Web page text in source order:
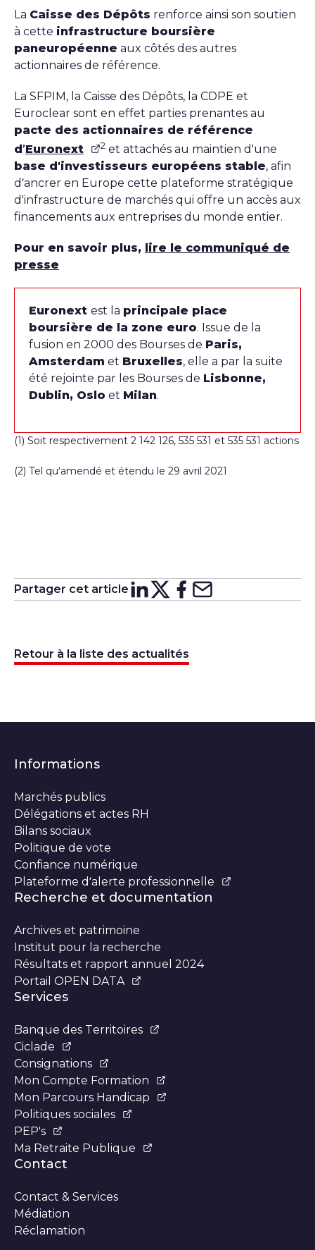
La Caisse des Dépôts renforce ainsi son soutien
à cette infrastructure boursière
paneuropéenne aux côtés des autres
actionnaires de référence.
La SFPIM, la Caisse des Dépôts, la CDPE et
Euroclear sont en effet parties prenantes au
pacte des actionnaires de référence
d’Euronext 2 et attachés au maintien d'une
base d'investisseurs européens stable, afin
d’ancrer en Europe cette plateforme stratégique
d'infrastructure de marchés qui offre un accès aux
financements aux entreprises du monde entier.
Pour en savoir plus,
lire le communiqué de
presse
Euronext est la principale place
boursière de la zone euro. Issue de la
fusion en 2000 des Bourses de Paris,
Amsterdam et Bruxelles, elle a par la suite
été rejointe par les Bourses de Lisbonne,
Dublin, Oslo et Milan.
(1) Soit respectivement 2 142 126, 535 531 et 535 531 actions
(2) Tel qu’amendé et étendu le 29 avril 2021
Partager cet article Partager sur
Partager surX
Partager
Partager
Retour à la liste des actualités
Informations
Marchés publics
Délégations et actes RH
Bilans sociaux
Politique de vote
Confiance numérique
Plateforme d’alerte professionnelle
Recherche et documentation
Archives et patrimoine
Institut pour la recherche
Résultats et rapport annuel 2024
Portail OPEN DATA
Services
Banque des Territoires
Ciclade
Consignations
Mon Compte Formation
Mon Parcours Handicap
Politiques sociales
PEP's
Ma Retraite Publique
Contact
Contact & Services
Médiation
Réclamation